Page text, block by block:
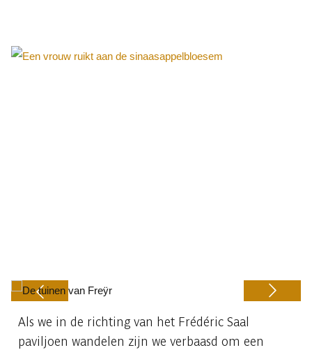
Previous
Als we in de richting van het Frédéric Saal
paviljoen wandelen zijn we verbaasd om een